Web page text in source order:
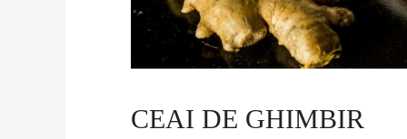
CEAI DE GHIMBIR